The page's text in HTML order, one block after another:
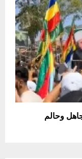
وحالم